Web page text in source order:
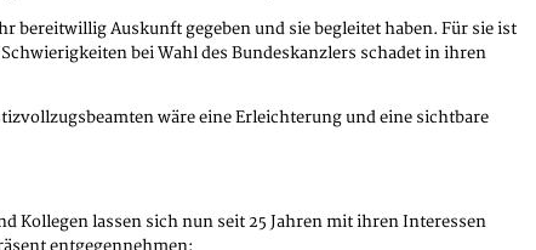
bereitwillig Auskunft gegeben und sie begleitet haben. Für sie ist
bei Wahl des Bundeskanzlers schadet in ihren
wäre eine Erleichterung und eine sichtbare
Kollegen lassen sich nun seit 25 Jahren mit ihren Interessen